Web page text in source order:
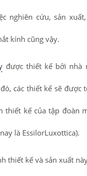
nghiên cứu, sản
kính cũng vậy.
được thiết kế bởi nhà
các thiết kế sẽ được
thiết kế của tập đoàn
là EssilorLuxottica).
thiết kế và sản xuất